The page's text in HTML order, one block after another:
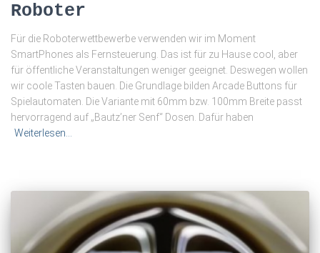
Roboter
Für die Roboterwettbewerbe verwenden wir im Moment
SmartPhones als Fernsteuerung. Das ist für zu Hause cool, aber
für öffentliche Veranstaltungen weniger geeignet. Deswegen wollen
wir coole Tasten bauen. Die Grundlage bilden Arcade Buttons für
Spielautomaten. Die Variante mit 60mm bzw. 100mm Breite passt
hervorragend auf „Bautz’ner Senf“ Dosen. Dafür haben
Weiterlesen…